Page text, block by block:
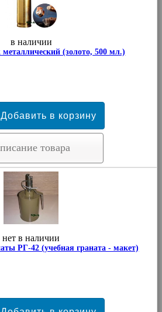
в наличии
(золото, 500 мл.)
товара
нет в наличии
РГ-42 (учебная граната - макет)